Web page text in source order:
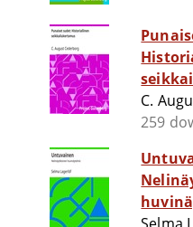
C.
259